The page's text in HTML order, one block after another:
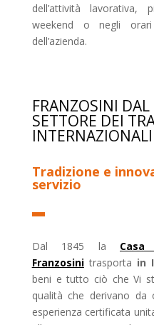
dell’attività lavorativa,
weekend o negli
dell’azienda.
FRANZOSINI
SETTORE DEI
INTERNAZIONALI
Tradizione e
servizio
Dal 1845 la
Franzosinitrasporta in
beni e tutto ciò che Vi
qualità che derivano
esperienza certificata